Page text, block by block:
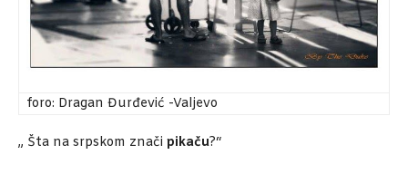
foro: Dragan Đurđević -Valjevo
„ Šta na srpskom znači pikaču?“